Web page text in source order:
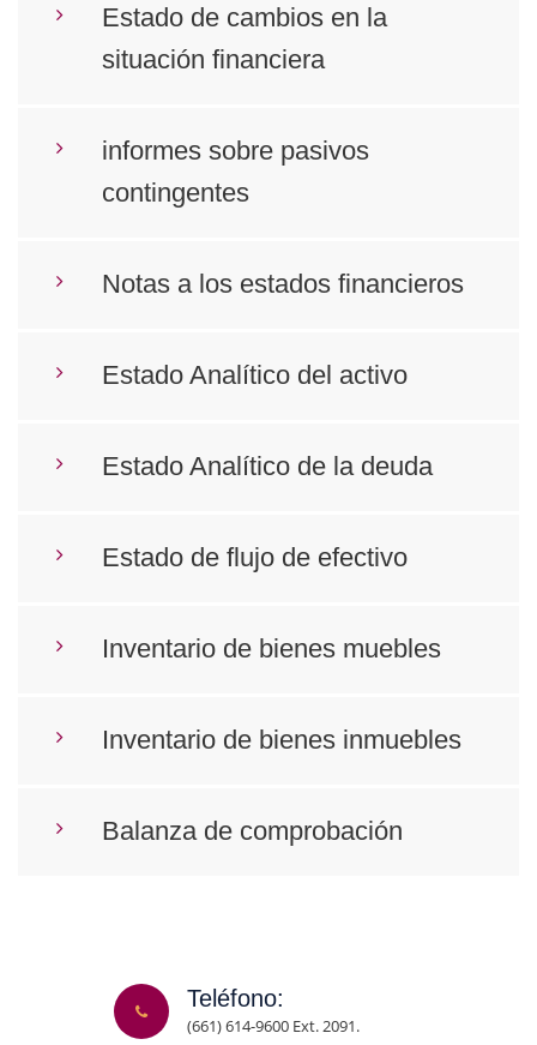
Estado de cambios en la
situación financiera
informes sobre pasivos
contingentes
Notas a los estados financieros
Estado Analítico del activo
Estado Analítico de la deuda
Estado de flujo de efectivo
Inventario de bienes muebles
Inventario de bienes inmuebles
Balanza de comprobación
Teléfono:
(661) 614-9600 Ext. 2091.